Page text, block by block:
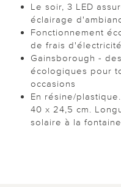
Le soir, 3 LED
éclairage
Fonctionnement
de frais
Gainsborough -
écologiques pour
occasions
En résine/
40 x 24,5 cm.
solaire à la